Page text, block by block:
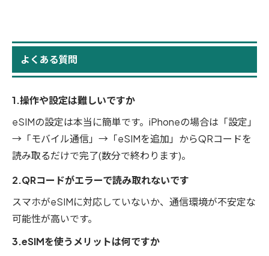
よくある質問
1.操作や設定は難しいですか
eSIMの設定は本当に簡単です。iPhoneの場合は「設定」
→「モバイル通信」→「eSIMを追加」からQRコードを
読み取るだけで完了(数分で終わります)。
2.QRコードがエラーで読み取れないです
スマホがeSIMに対応していないか、通信環境が不安定な
可能性が高いです。
3.eSIMを使うメリットは何ですか